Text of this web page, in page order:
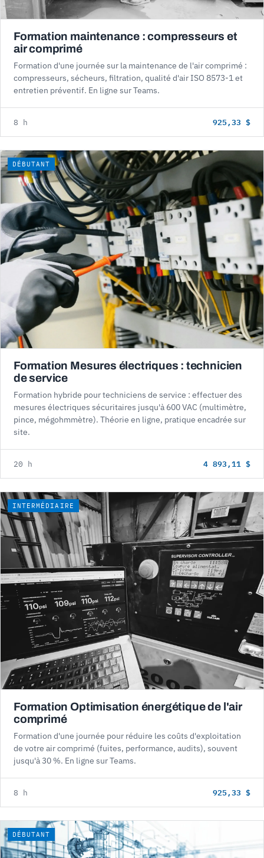
Formation maintenance : compresseurs et
air comprimé
Formation d'une journée sur la maintenance de l'air comprimé :
compresseurs, sécheurs, filtration, qualité d'air ISO 8573-1 et
entretien préventif. En ligne sur Teams.
8 h 925,33 $
DÉBUTANT
Formation Mesures électriques : technicien
de service
Formation hybride pour techniciens de service : effectuer des
mesures électriques sécuritaires jusqu'à 600 VAC (multimètre,
pince, mégohmmètre). Théorie en ligne, pratique encadrée sur
site.
20 h 4 893,11 $
INTERMÉDIAIRE
Formation Optimisation énergétique de l'air
comprimé
Formation d'une journée pour réduire les coûts d'exploitation
de votre air comprimé (fuites, performance, audits), souvent
jusqu'à 30 %. En ligne sur Teams.
8 h 925,33 $
DÉBUTANT